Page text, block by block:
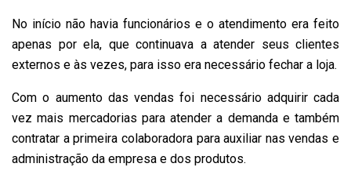
No início não havia funcionários e o atendimento era feito
apenas por ela, que continuava a atender seus clientes
externos e às vezes, para isso era necessário fechar a loja.
Com o aumento das vendas foi necessário adquirir cada
vez mais mercadorias para atender a demanda e também
contratar a primeira colaboradora para auxiliar nas vendas e
administração da empresa e dos produtos.